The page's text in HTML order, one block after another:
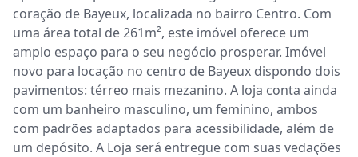
coração de Bayeux, localizada no bairro Centro. Com
uma área total de 261m², este imóvel oferece um
amplo espaço para o seu negócio prosperar. Imóvel
novo para locação no centro de Bayeux dispondo dois
pavimentos: térreo mais mezanino. A loja conta ainda
com um banheiro masculino, um feminino, ambos
com padrões adaptados para acessibilidade, além de
um depósito. A Loja será entregue com suas vedações